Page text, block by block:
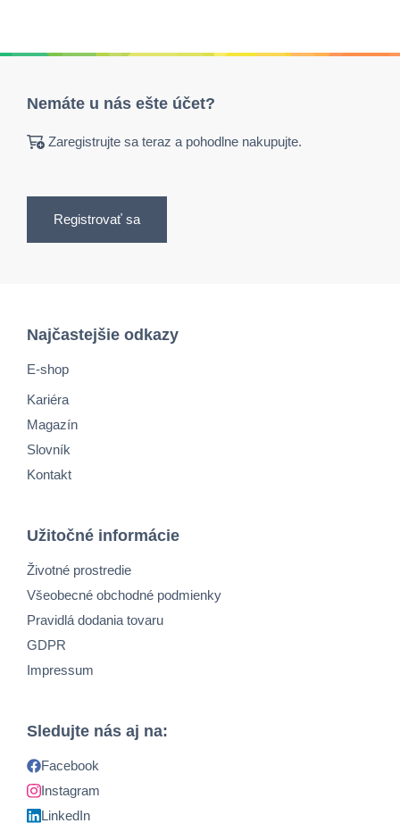
Nemáte u nás ešte účet?
Zaregistrujte sa teraz a pohodlne nakupujte.
Registrovať sa
Najčastejšie odkazy
E-shop
Kariéra
Magazín
Slovník
Kontakt
Užitočné informácie
Životné prostredie
Všeobecné obchodné podmienky
Pravidlá dodania tovaru
GDPR
Impressum
Sledujte nás aj na:
Facebook
Instagram
LinkedIn